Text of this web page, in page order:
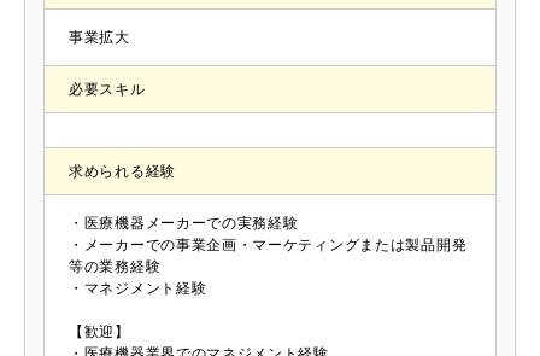
事業拡大
必要スキル
求められる経験
・医療機器メーカーでの実務経験
・メーカーでの事業企画・マーケティングまたは製品開発
等の業務経験
・マネジメント経験
【歓迎】